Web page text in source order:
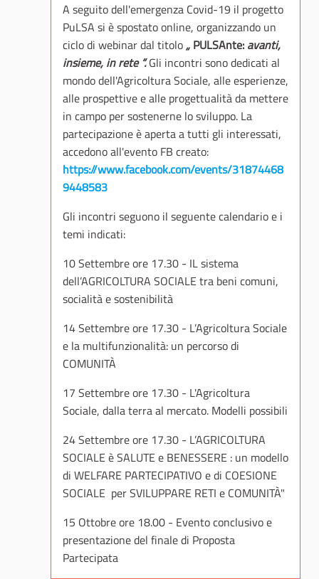
A seguito dell'emergenza Covid-19 il progetto
PuLSA si è spostato online, organizzando un
ciclo di webinar dal titolo„ PULSAnte: avanti,
insieme, in rete “.Gli incontri sono dedicati al
mondo dell'Agricoltura Sociale, alle esperienze,
alle prospettive e alle progettualità da mettere
in campo per sostenerne lo sviluppo. La
partecipazione è aperta a tutti gli interessati,
accedono all'evento FB creato:
https://www.facebook.com/events/31874468
9448583
Gli incontri seguono il seguente calendario e i
temi indicati:
10 Settembre ore 17.30 - IL sistema
dell’AGRICOLTURA SOCIALE tra beni comuni,
socialità e sostenibilità
14 Settembre ore 17.30 - L’Agricoltura Sociale
e la multifunzionalità: un percorso di
COMUNITÀ
17 Settembre ore 17.30 - L'Agricoltura
Sociale, dalla terra al mercato. Modelli possibili
24 Settembre ore 17.30 - L’AGRICOLTURA
SOCIALE è SALUTE e BENESSERE : un modello
di WELFARE PARTECIPATIVO e di COESIONE
SOCIALE per SVILUPPARE RETI e COMUNITÀ"
15 Ottobre ore 18.00 - Evento conclusivo e
presentazione del finale di Proposta
Partecipata